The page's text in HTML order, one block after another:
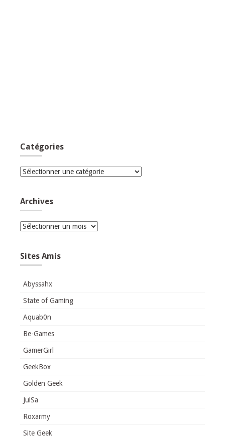
Catégories
Catégories
Archives
Archives
Sites Amis
Abyssahx
State of Gaming
Aquab0n
Be-Games
GamerGirl
GeekBox
Golden Geek
JulSa
Roxarmy
Site Geek